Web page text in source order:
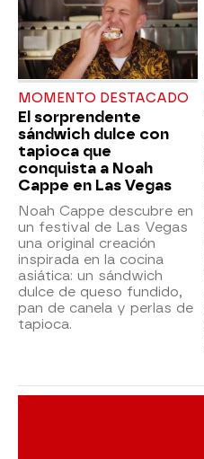
MOMENTO DESTACADO
El sorprendente
sándwich dulce con
tapioca que
conquista a Noah
Cappe en Las Vegas
Noah Cappe descubre en
un festival de Las Vegas
una original creación
inspirada en la cocina
asiática: un sándwich
dulce de queso fundido,
pan de canela y perlas de
tapioca.